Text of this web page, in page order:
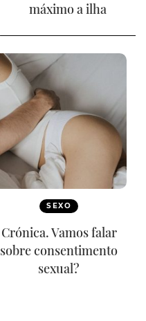
máximo a ilha
SEXO
Crónica. Vamos falar
sobre consentimento
sexual?